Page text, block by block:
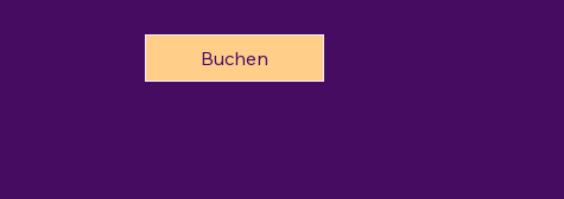
Buchen